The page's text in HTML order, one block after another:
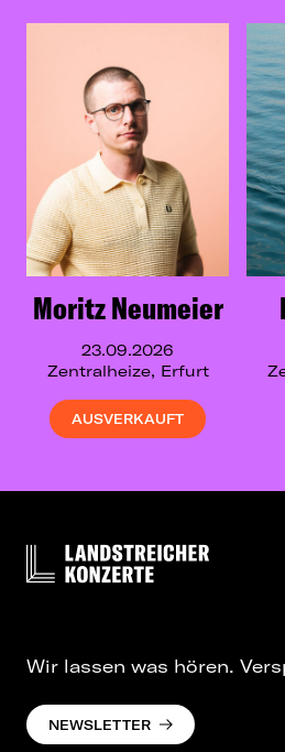
Moritz Neumeier
23.09.2026
Zentralheize, Erfurt
AUSVERKAUFT
Wir lassen was hören.
NEWSLETTER